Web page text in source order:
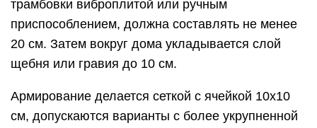
трамбовки виброплитой или ручным
приспособлением, должна составлять не менее
20 см. Затем вокруг дома укладывается слой
щебня или гравия до 10 см.
Армирование делается сеткой с ячейкой 10х10
см, допускаются варианты с более укрупненной